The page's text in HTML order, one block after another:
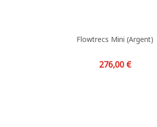
Flowtrecs Mini (argent)
Prix
276,00 €